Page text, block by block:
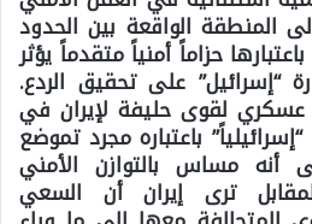
المنطقة الواقعة بين الحدود
حزاماً أمنياً متقدماً يؤثر
“إسرائيل” على تحقيق الردع.
لقوى حليفة لإيران في
باعتباره مجرد تموضع
أنه مساس بالتوازن الأمني
ترى إيران أن السعي